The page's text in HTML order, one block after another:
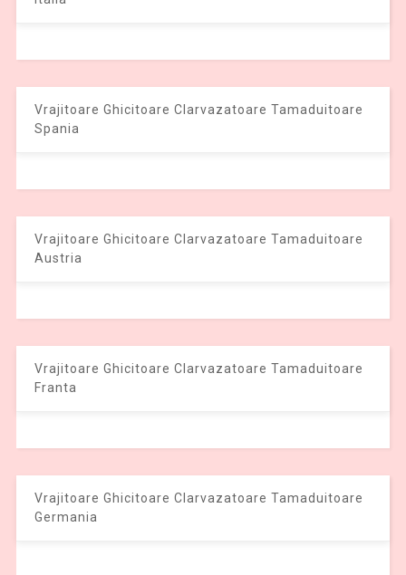
Vrajitoare Ghicitoare Clarvazatoare Tamaduitoare
Spania
Vrajitoare Ghicitoare Clarvazatoare Tamaduitoare
Austria
Vrajitoare Ghicitoare Clarvazatoare Tamaduitoare
Franta
Vrajitoare Ghicitoare Clarvazatoare Tamaduitoare
Germania